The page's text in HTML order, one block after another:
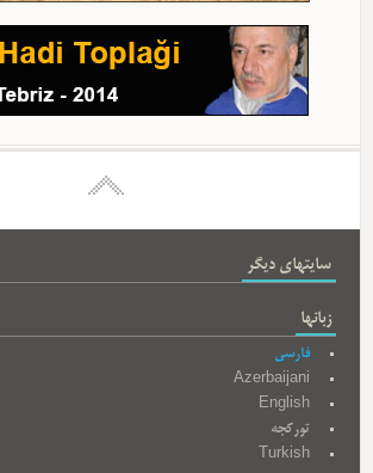
سایتهای دیگر
زبانها
فارسی
Azerbaijani
English
تورکجه
Turkish